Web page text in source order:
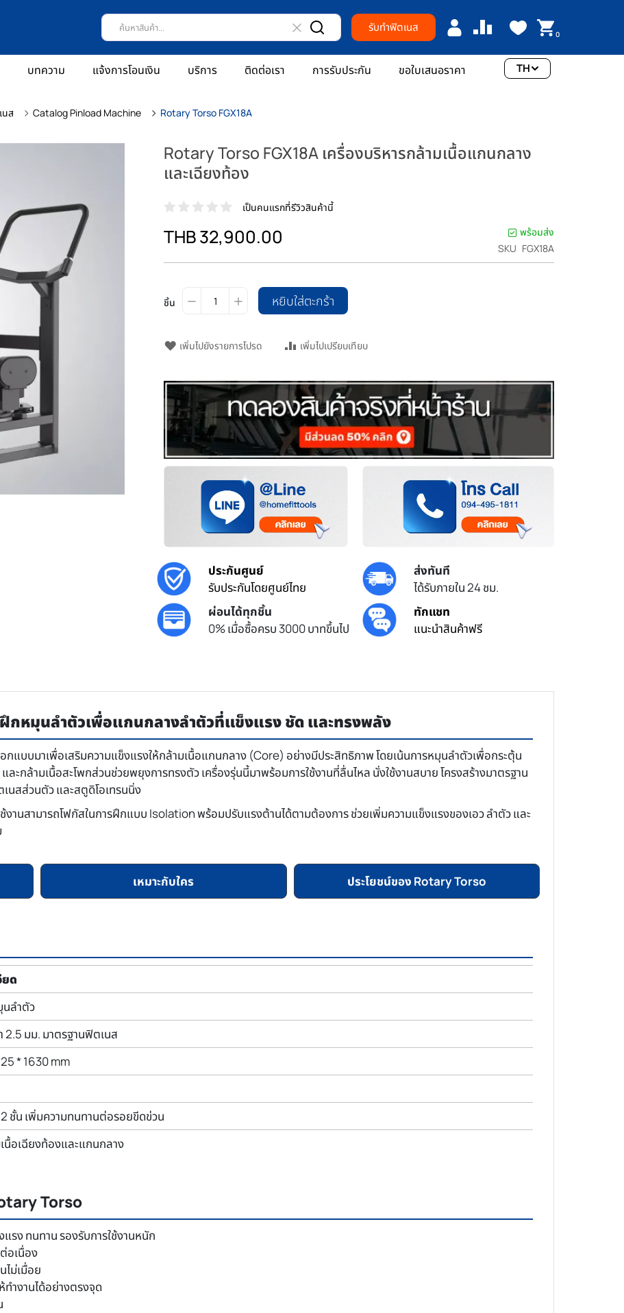
รับทำฟิตเนส 0
บทความ แจ้งการโอนเงิน บริการ ติดต่อเรา การรับประกัน ขอใบเสนอราคา TH
ส Catalog Pinload Machine Rotary Torso FGX18A
Rotary Torso FGX18A เครื่องบริหารกล้ามเนื้อแกนกลาง
และเฉียงท้อง
เป็นคนแรกที่รีวิวสินค้านี้
THB 32,900.00
พร้อมส่ง
SKU FGX18A
ชิ้น หยิบใส่ตะกร้า
เพิ่มไปยังรายการโปรด เพิ่มไปเปรียบเทียบ
ประกันศูนย์
รับประกันโดยศูนย์ไทย
ส่งทันที
ได้รับภายใน 24 ชม.
ผ่อนได้ทุกชิ้น
0% เมื่อซื้อครบ 3000 บาทขึ้นไป
ทักแชท
แนะนำสินค้าฟรี
ฝึกหมุนลำตัวเพื่อแกนกลางลำตัวที่แข็งแรง ชัด และทรงพลัง
กแบบมาเพื่อเสริมความแข็งแรงให้กล้ามเนื้อแกนกลาง (Core) อย่างมีประสิทธิภาพ โดยเน้นการหมุนลำตัวเพื่อกระตุ้น
กล้ามเนื้อสะโพกส่วนช่วยพยุงการทรงตัว เครื่องรุ่นนี้มาพร้อมการใช้งานที่ลื่นไหล นั่งใช้งานสบาย โครงสร้างมาตรฐาน
นสส่วนตัว และสตูดิโอเทรนนิ่ง
งานสามารถโฟกัสในการฝึกแบบ Isolation พร้อมปรับแรงต้านได้ตามต้องการ ช่วยเพิ่มความแข็งแรงของเอว ลำตัว และ
เหมาะกับใคร ประโยชน์ของ Rotary Torso
ยด
นลำตัว
2.5 มม. มาตรฐานฟิตเนส
* 1630 mm
ชั้น เพิ่มความทนทานต่อรอยขีดข่วน
นื้อเฉียงท้องและแกนกลาง
Torso
รง ทนทาน รองรับการใช้งานหนัก
อเนื่อง
ไม่เมื่อย
ำงานได้อย่างตรงจุด